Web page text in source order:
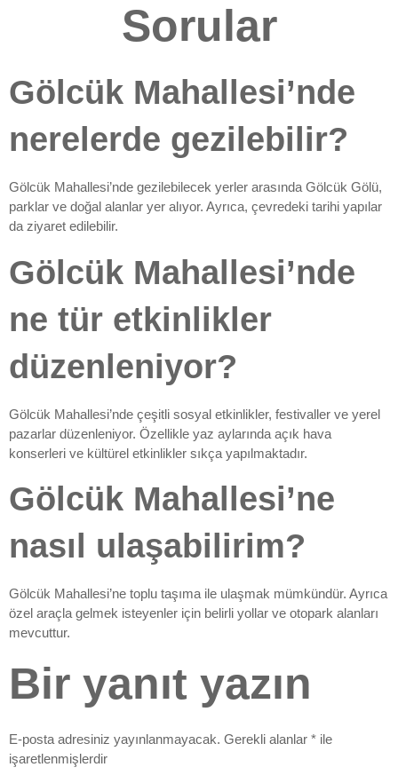
Sorular
Gölcük Mahallesi’nde
nerelerde gezilebilir?
Gölcük Mahallesi’nde gezilebilecek yerler arasında Gölcük Gölü,
parklar ve doğal alanlar yer alıyor. Ayrıca, çevredeki tarihi yapılar
da ziyaret edilebilir.
Gölcük Mahallesi’nde
ne tür etkinlikler
düzenleniyor?
Gölcük Mahallesi’nde çeşitli sosyal etkinlikler, festivaller ve yerel
pazarlar düzenleniyor. Özellikle yaz aylarında açık hava
konserleri ve kültürel etkinlikler sıkça yapılmaktadır.
Gölcük Mahallesi’ne
nasıl ulaşabilirim?
Gölcük Mahallesi’ne toplu taşıma ile ulaşmak mümkündür. Ayrıca
özel araçla gelmek isteyenler için belirli yollar ve otopark alanları
mevcuttur.
Bir yanıt yazın
E-posta adresiniz yayınlanmayacak. Gerekli alanlar * ile
işaretlenmişlerdir